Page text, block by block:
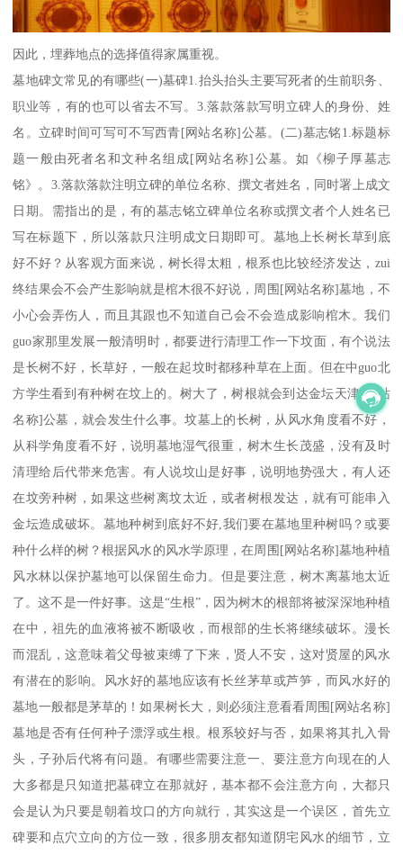
因此，埋葬地点的选择值得家属重视。
墓地碑文常见的有哪些(一)墓碑1.抬头抬头主要写死者的生前职务、
职业等，有的也可以省去不写。3.落款落款写明立碑人的身份、姓
名。立碑时间可写可不写西青[网站名称]公墓。(二)墓志铭1.标题标
题一般由死者名和文种名组成[网站名称]公墓。如《柳子厚墓志
铭》。3.落款落款注明立碑的单位名称、撰文者姓名，同时署上成文
日期。需指出的是，有的墓志铭立碑单位名称或撰文者个人姓名已
写在标题下，所以落款只注明成文日期即可。墓地上长树长草到底
好不好？从客观方面来说，树长得太粗，根系也比较经济发达，zui
终结果会不会产生影响就是棺木很不好说，周围[网站名称]墓地，不
小心会弄伤人，而且其跟也不知道自己会不会造成影响棺木。我们
guo家那里发展一般清明时，都要进行清理工作一下坟面，有个说法
是长树不好，长草好，一般在起坟时都移种草在上面。但在中guo北
方学生看到有种树在坟上的。树大了，树根就会到达金坛天津[网站
名称]公墓，就会发生什么事。坟墓上的长树，从风水角度看不好，
从科学角度看不好，说明墓地湿气很重，树木生长茂盛，没有及时
清理给后代带来危害。有人说坟山是好事，说明地势强大，有人还
在坟旁种树，如果这些树离坟太近，或者树根发达，就有可能串入
金坛造成破坏。墓地种树到底好不好,我们要在墓地里种树吗？或要
种什么样的树？根据风水的风水学原理，在周围[网站名称]墓地种植
风水林以保护墓地可以保留生命力。但是要注意，树木离墓地太近
了。这不是一件好事。这是“生根”，因为树木的根部将被深深地种植
在中，祖先的血液将被不断吸收，而根部的生长将继续破坏。漫长
而混乱，这意味着父母被束缚了下来，贤人不安，这对贤屋的风水
有潜在的影响。风水好的墓地应该有长丝茅草或芦笋，而风水好的
墓地一般都是茅草的！如果树长大，则必须注意看看周围[网站名称]
墓地是否有任何种子漂浮或生根。根系较好与否，如果将其扎入骨
头，子孙后代将有问题。有哪些需要注意一、要注意方向现在的人
大多都是只知道把墓碑立在那就好，基本都不会注意方向，大都只
会是认为只要是朝着坟口的方向就行，其实这是一个误区，首先立
碑要和点穴立向的方位一致，很多朋友都知道阴宅风水的细节，立